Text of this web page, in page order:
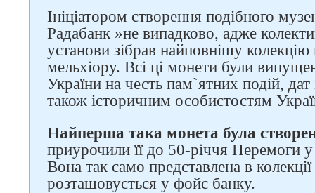
Ініціатором створення подібного
Радабанк »не випадково, адже
установи зібрав найповнішу колекцію
мельхіору. Всі ці монети були
України на честь пам`ятних подій, дат
також історичним особистостям
Найперша така монета була
приурочили її до 50-річчя Перемоги у
Вона так само представлена ​​в
розташовується у фойє банку.
Слідкуйте за нами в
соцмережах